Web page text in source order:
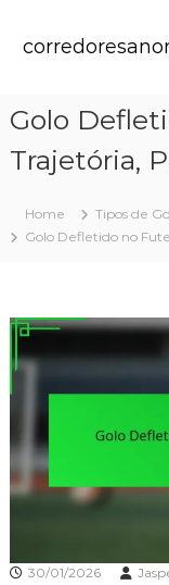
Golo
Trajetória,
Home
Tipos de
Golo Defletido no
30/01/2026